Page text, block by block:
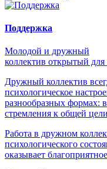
Поддержка
Молодой и дружный
коллектив открытый
Дружный коллектив
психологическое
разнообразных формах:
стремления к общей
Работа в дружном
психологического
оказывает